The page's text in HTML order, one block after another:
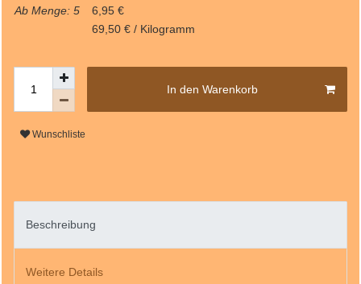
Ab Menge: 5
6,95 €
69,50 € / Kilogramm
In den Warenkorb
Wunschliste
Beschreibung
Weitere Details